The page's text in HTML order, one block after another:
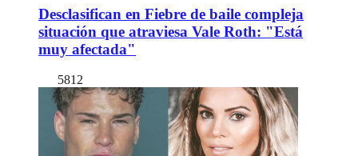
Desclasifican en Fiebre de baile compleja
situación que atraviesa Vale Roth: "Está
muy afectada"
5812